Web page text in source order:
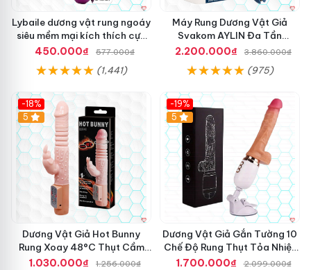
u
y
t
r
o
n
g
n
g
à
ồ
c
Lybaile dương vật rung ngoáy
siêu mềm mại kích thích cực
mạnh
450.000₫ 577.000₫
(1,441)
Máy Rung Dương Vật Giả
Svakom AYLIN Đa Tần
Massage Sướng
2.200.000₫ 3.860.000₫
(975)
-18%
Hot
5
Dương Vật Giả Hot Bunny
Rung Xoay 48°C Thụt Cầm
Tay
1.030.000₫ 1.256.000₫
-19%
Hot
5
Dương Vật Giả Gắn Tường 10
Chế Độ Rung Thụt Tỏa Nhiệt
Cao Cấp
1.700.000₫ 2.099.000₫